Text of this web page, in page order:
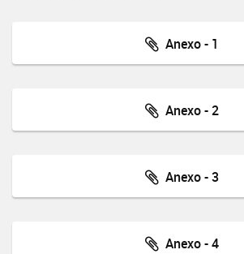
Anexo - 1
Anexo - 2
Anexo - 3
Anexo - 4